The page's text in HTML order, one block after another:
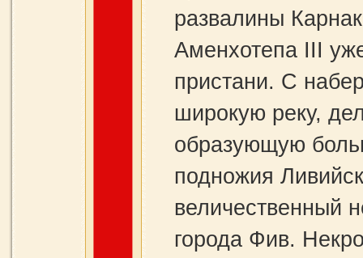
развалины
Аменхотепа III
пристани. С
широкую реку,
образующую
подножия
величественный
города Фив.